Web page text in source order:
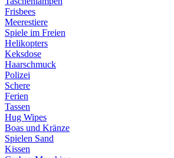
Frisbees
Meerestiere
Spiele im Freien
Helikopters
Keksdose
Haarschmuck
Polizei
Schere
Ferien
Tassen
Hug Wipes
Boas und Kränze
Spielen Sand
Kissen